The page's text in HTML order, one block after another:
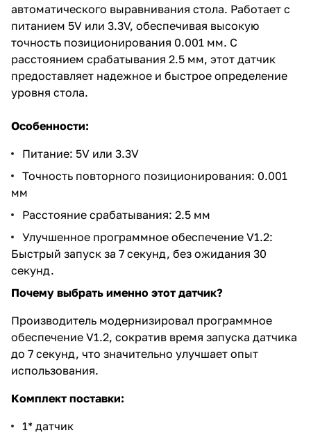
автоматического выравнивания стола. Работает с
питанием 5V или 3.3V, обеспечивая высокую
точность позиционирования 0.001 мм. С
расстоянием срабатывания 2.5 мм, этот датчик
предоставляет надежное и быстрое определение
уровня стола.
Особенности:
Питание: 5V или 3.3V
Точность повторного позиционирования: 0.001
мм
Расстояние срабатывания: 2.5 мм
Улучшенное программное обеспечение V1.2:
Быстрый запуск за 7 секунд, без ожидания 30
секунд.
Почему выбрать именно этот датчик?
Производитель модернизировал программное
обеспечение V1.2, сократив время запуска датчика
до 7 секунд, что значительно улучшает опыт
использования.
Комплект поставки:
1* датчик